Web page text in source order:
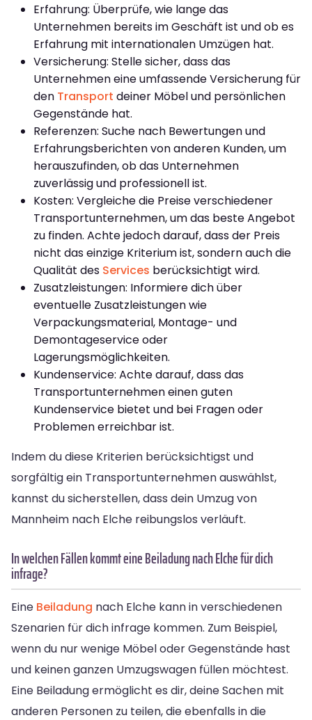
Erfahrung: Überprüfe, wie lange das
Unternehmen bereits im Geschäft ist und ob es
Erfahrung mit internationalen Umzügen hat.
Versicherung: Stelle sicher, dass das
Unternehmen eine umfassende Versicherung für
den Transport deiner Möbel und persönlichen
Gegenstände hat.
Referenzen: Suche nach Bewertungen und
Erfahrungsberichten von anderen Kunden, um
herauszufinden, ob das Unternehmen
zuverlässig und professionell ist.
Kosten: Vergleiche die Preise verschiedener
Transportunternehmen, um das beste Angebot
zu finden. Achte jedoch darauf, dass der Preis
nicht das einzige Kriterium ist, sondern auch die
Qualität des Services berücksichtigt wird.
Zusatzleistungen: Informiere dich über
eventuelle Zusatzleistungen wie
Verpackungsmaterial, Montage- und
Demontageservice oder
Lagerungsmöglichkeiten.
Kundenservice: Achte darauf, dass das
Transportunternehmen einen guten
Kundenservice bietet und bei Fragen oder
Problemen erreichbar ist.
Indem du diese Kriterien berücksichtigst und
sorgfältig ein Transportunternehmen auswählst,
kannst du sicherstellen, dass dein Umzug von
Mannheim nach Elche reibungslos verläuft.
In welchen Fällen kommt eine Beiladung nach Elche für dich
infrage?
Eine Beiladung nach Elche kann in verschiedenen
Szenarien für dich infrage kommen. Zum Beispiel,
wenn du nur wenige Möbel oder Gegenstände hast
und keinen ganzen Umzugswagen füllen möchtest.
Eine Beiladung ermöglicht es dir, deine Sachen mit
anderen Personen zu teilen, die ebenfalls in die